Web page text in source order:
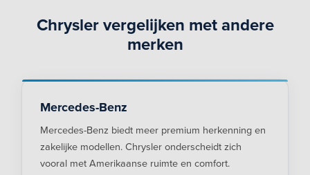
Chrysler vergelijken met andere
merken
Mercedes-Benz
Mercedes-Benz biedt meer premium herkenning en
zakelijke modellen. Chrysler onderscheidt zich
vooral met Amerikaanse ruimte en comfort.